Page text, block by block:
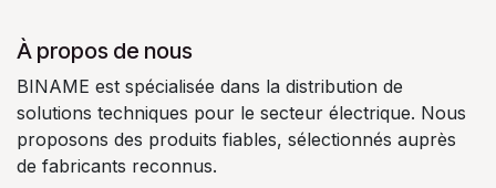
À propos de nous
BINAME est spécialisée dans la distribution de
solutions techniques pour le secteur électrique. Nous
proposons des produits fiables, sélectionnés auprès
de fabricants reconnus.